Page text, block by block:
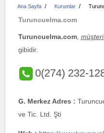
Ana Sayfa / Kurumlar /
Turuncuelma.com
Turuncuelma.com,
gibidir.
0(274) 232-
G. Merkez Adres :
ve Tic. Ltd. Şti